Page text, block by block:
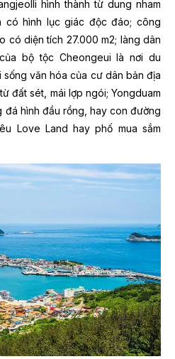
hình thành từ dung nham
có hình lục giác độc đáo; công
có diện tích 27.000 m2; làng dân
bộ tộc Cheongeui là nơi du
sống văn hóa của cư dân bản địa
đất sét, mái lợp ngói; Yongduam
đá hình đầu rồng, hay con đường
Love Land hay phố mua sắm